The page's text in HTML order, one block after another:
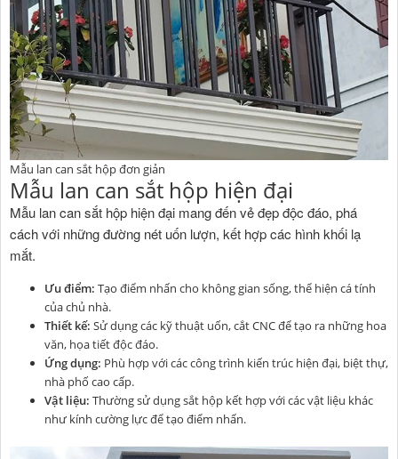
Mẫu lan can sắt hộp đơn giản
Mẫu lan can sắt hộp hiện đại
Mẫu lan can sắt hộp hiện đại mang đến vẻ đẹp độc đáo, phá
cách với những đường nét uốn lượn, kết hợp các hình khối lạ
mắt.
Ưu điểm: Tạo điểm nhấn cho không gian sống, thể hiện cá tính
của chủ nhà.
Thiết kế: Sử dụng các kỹ thuật uốn, cắt CNC để tạo ra những hoa
văn, họa tiết độc đáo.
Ứng dụng: Phù hợp với các công trình kiến trúc hiện đại, biệt thự,
nhà phố cao cấp.
Vật liệu: Thường sử dụng sắt hộp kết hợp với các vật liệu khác
như kính cường lực để tạo điểm nhấn.